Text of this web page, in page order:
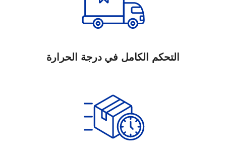
التحكم الكامل في درجة الحرارة